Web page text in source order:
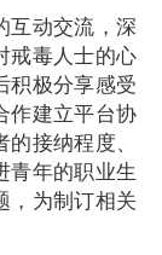
互动交流，深
戒毒人士的心
积极分享感受
作建立平台协
接纳程度、
青年的职业生
，为制订相关